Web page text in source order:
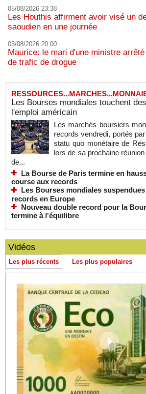
05/08/2026 23:38
Les Houthis affirment avoir visé un
saoudien en une journée
03/08/2026 20:00
Maurice: le mari d'une ministre
de trafic de drogue
Les Bourses mondiales touchent
l'emploi américain
Les marchés boursiers
records vendredi, portés
statu quo monétaire de
lors de sa prochaine
de...
La Bourse de Paris termine en
course aux records
Les Bourses mondiales
records en Europe
Nouveau double record pour la
termine à l'équilibre
Vidéos
Les plus récents Les plus populaires